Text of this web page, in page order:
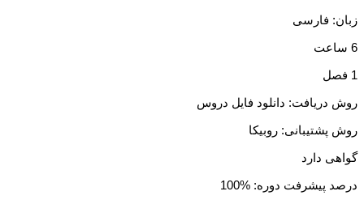
زبان: فارسی
6 ساعت
1 فصل
روش دریافت: دانلود فایل دروس
روش پشتیبانی: روبیکا
گواهی دارد
درصد پیشرفت دوره: %100